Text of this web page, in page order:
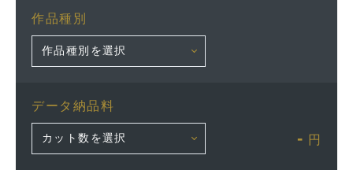
作品種別
データ納品料
- 円